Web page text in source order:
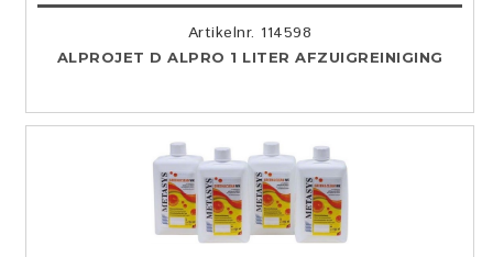
Artikelnr. 114598
ALPROJET D ALPRO 1 LITER AFZUIGREINIGING